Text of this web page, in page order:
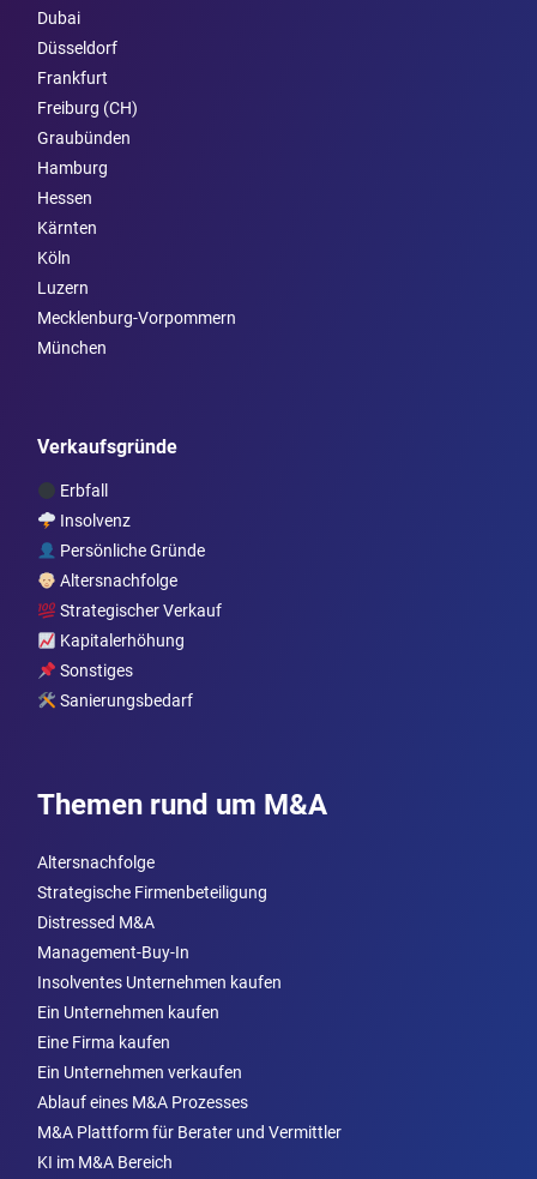
Dubai
Düsseldorf
Frankfurt
Freiburg (CH)
Graubünden
Hamburg
Hessen
Kärnten
Köln
Luzern
Mecklenburg-Vorpommern
München
Verkaufsgründe
Erbfall
Insolvenz
Persönliche Gründe
Altersnachfolge
Strategischer Verkauf
Kapitalerhöhung
Sonstiges
Sanierungsbedarf
Themen rund um M&A
Altersnachfolge
Strategische Firmenbeteiligung
Distressed M&A
Management-Buy-In
Insolventes Unternehmen kaufen
Ein Unternehmen kaufen
Eine Firma kaufen
Ein Unternehmen verkaufen
Ablauf eines M&A Prozesses
M&A Plattform für Berater und Vermittler
KI im M&A Bereich